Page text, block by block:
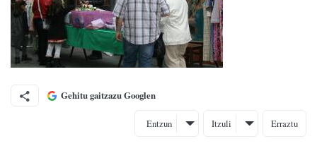
Gehitu gaitzazu Googlen
Entzun Itzuli Erraztu